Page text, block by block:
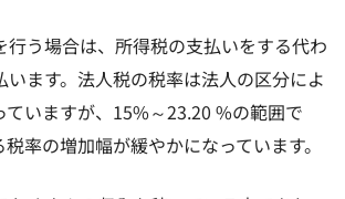
行う場合は、所得税の支払いをする代わ
います。法人税の税率は法人の区分によ
ていますが、15%～23.20 %の範囲で
率の増加幅が緩やかになっています。